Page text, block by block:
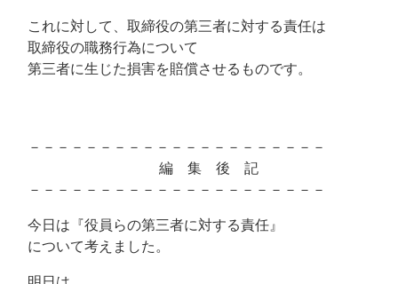
これに対して、取締役の第三者に対する責任は
取締役の職務行為について
第三者に生じた損害を賠償させるものです。
－－－－－－－－－－－－－－－－－－－－－
編 集 後 記
－－－－－－－－－－－－－－－－－－－－－
今日は『役員らの第三者に対する責任』
について考えました。